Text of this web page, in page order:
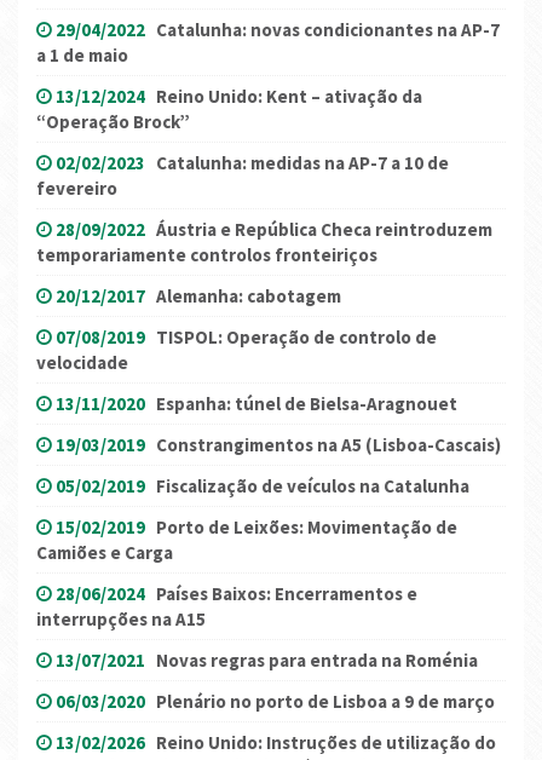
29/04/2022 Catalunha: novas condicionantes na AP-7
a 1 de maio
13/12/2024 Reino Unido: Kent – ativação da
“Operação Brock”
02/02/2023 Catalunha: medidas na AP-7 a 10 de
fevereiro
28/09/2022 Áustria e República Checa reintroduzem
temporariamente controlos fronteiriços
20/12/2017 Alemanha: cabotagem
07/08/2019 TISPOL: Operação de controlo de
velocidade
13/11/2020 Espanha: túnel de Bielsa-Aragnouet
19/03/2019 Constrangimentos na A5 (Lisboa-Cascais)
05/02/2019 Fiscalização de veículos na Catalunha
15/02/2019 Porto de Leixões: Movimentação de
Camiões e Carga
28/06/2024 Países Baixos: Encerramentos e
interrupções na A15
13/07/2021 Novas regras para entrada na Roménia
06/03/2020 Plenário no porto de Lisboa a 9 de março
13/02/2026 Reino Unido: Instruções de utilização do